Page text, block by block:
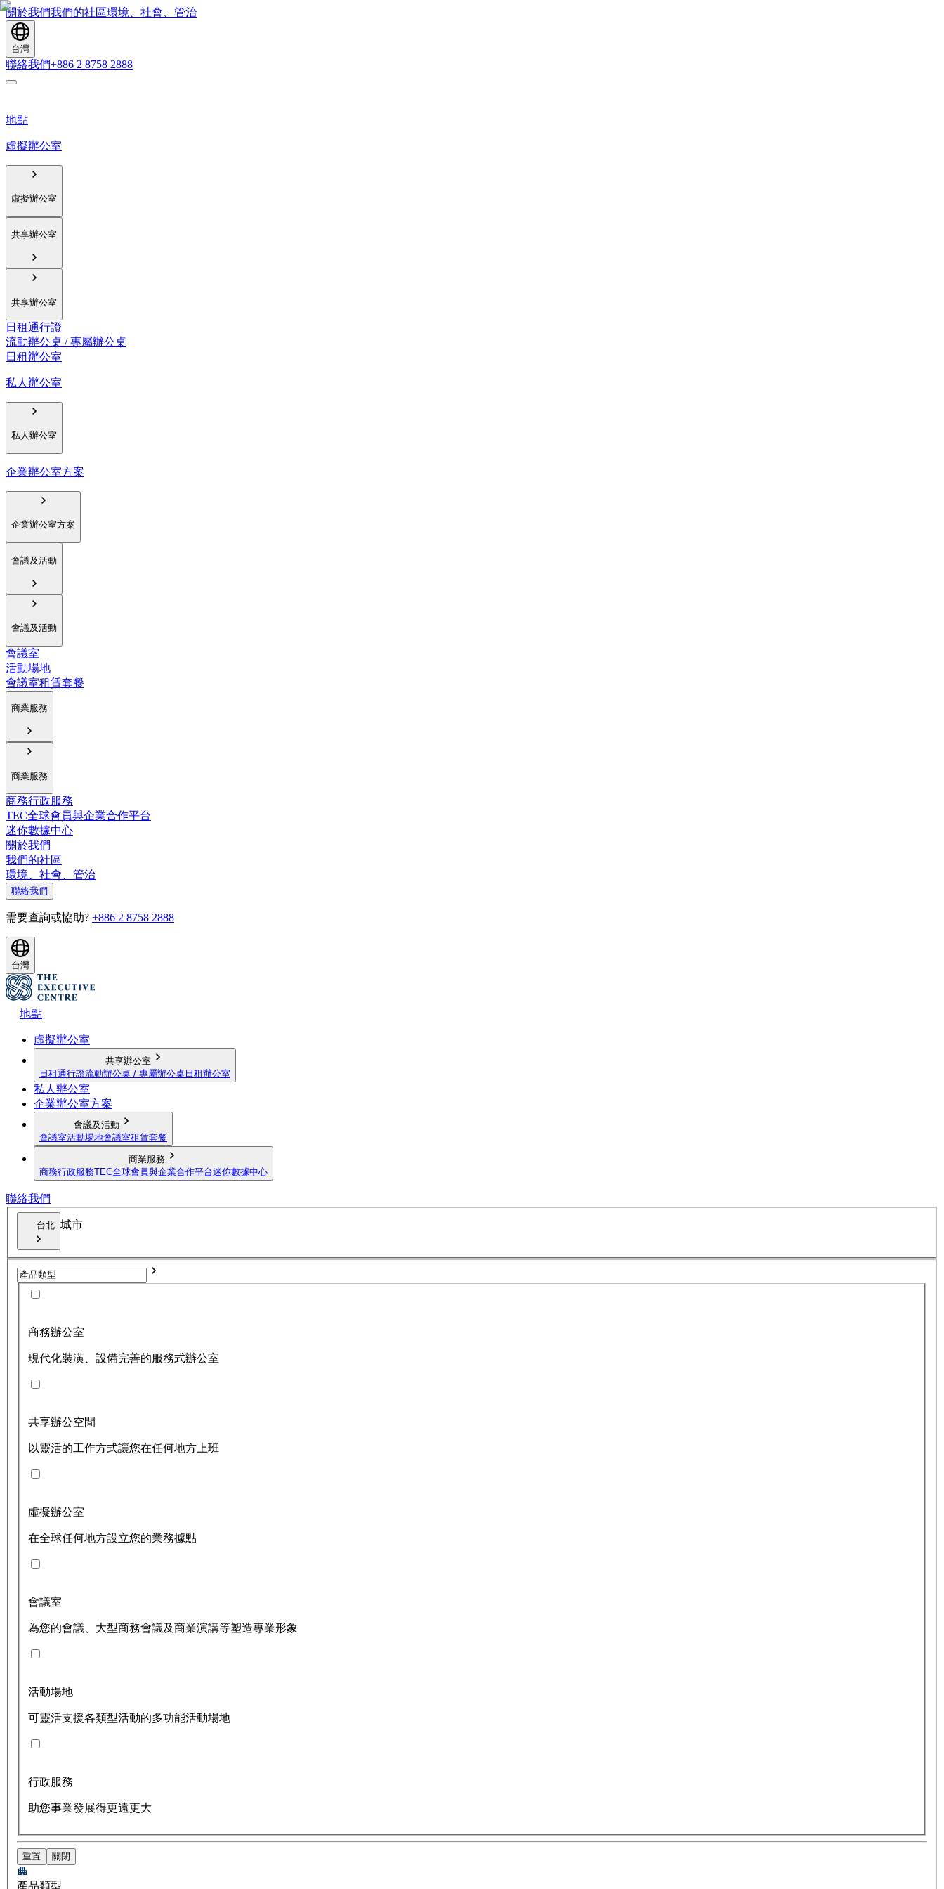
關於我們我們的社區環境、社會、管治
台灣
聯絡我們+886 2 8758 2888
地點
虛擬辦公室
虛擬辦公室
共享辦公室
共享辦公室
日租通行證
流動辦公桌 / 專屬辦公桌
日租辦公室
私人辦公室
私人辦公室
企業辦公室方案
企業辦公室方案
會議及活動
會議及活動
會議室
活動場地
會議室租賃套餐
商業服務
商業服務
商務行政服務
TEC全球會員與企業合作平台
迷你數據中心
關於我們
我們的社區
環境、社會、管治
聯絡我們
需要查詢或協助? +886 2 8758 2888
台灣
地點
虛擬辦公室
共享辦公室
日租通行證流動辦公桌 / 專屬辦公桌 日租辦公室
私人辦公室
企業辦公室方案
會議及活動
會議室活動場地會議室租賃套餐
商業服務
商務行政服務TEC全球會員與企業合作平台迷你數據中心
聯絡我們
台北 城市
商務辦公室
現代化裝潢、設備完善的服務式辦公室
共享辦公空間
以靈活的工作方式讓您在任何地方上班
虛擬辦公室
在全球任何地方設立您的業務據點
會議室
為您的會議、大型商務會議及商業演講等塑造專業形象
活動場地
可靈活支援各類型活動的多功能活動場地
行政服務
助您事業發展得更遠更大
重置 關閉
產品類型